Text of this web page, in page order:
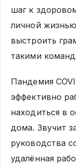
шаг к
личной
выстроить
такими
Пандемия
эффективно
находиться в
дома. Звучит
руководства
удалённая